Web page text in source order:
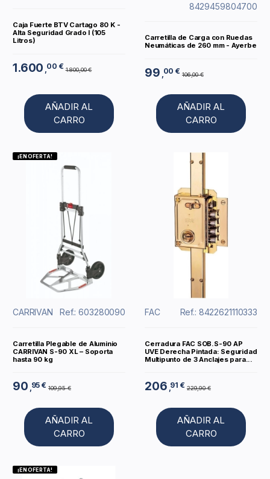
Caja Fuerte BTV Cartago 80 K -
Alta Seguridad Grado I (105
Litros)
1.600 ,00 € 1.800,00 €
AÑADIR AL
CARRO
8429459804700
Carretilla de Carga con Ruedas
Neumáticas de 260 mm - Ayerbe
99 ,00 € 106,00 €
AÑADIR AL
CARRO
¡EN OFERTA!
CARRIVAN Ref.: 603280090
Carretilla Plegable de Aluminio
CARRIVAN S-90 XL – Soporta
hasta 90 kg
90 ,95 € 109,95 €
AÑADIR AL
CARRO
FAC Ref.: 8422621110333
Cerradura FAC SOB.S-90 AP
UVE Derecha Pintada: Seguridad
Multipunto de 3 Anclajes para...
206 ,91 € 229,90 €
AÑADIR AL
CARRO
¡EN OFERTA!